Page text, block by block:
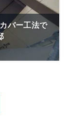
バー工法で